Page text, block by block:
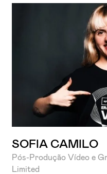
SOFIA CAMILO
Pós-Produção Vídeo e
Limited